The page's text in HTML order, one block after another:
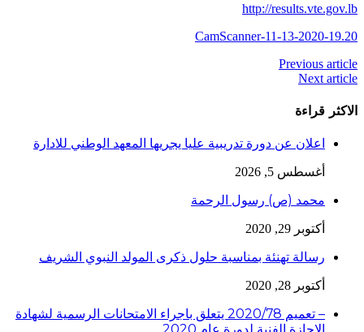
http://results.vte.gov.lb
CamScanner-11-13-2020-19.20
Previous article
Next article
الاكثر قراءة
اعلان عن دورة تدريبية عليا يجريها المعهد الوطني للادارة
أغسطس 5, 2026
محمد (ص) رسول الرحمة
أكتوبر 29, 2020
رسالة تهنئة بمناسبة حلول ذكرى المولد النبوي الشريف
أكتوبر 28, 2020
– تعميم 2020/78 يتعلق باجراء الامتحانات الرسمية لشهادة